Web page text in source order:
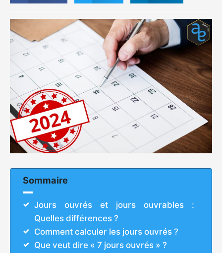
Sommaire
Jours ouvrés et jours ouvrables :
Quelles différences ?
Comment calculer les jours ouvrés ?
Que veut dire « 7 jours ouvrés » ?